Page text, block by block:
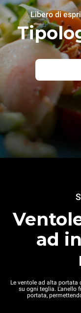
Libero di
ad
Le ventole ad alta
su ogni teglia. L'anello
portata,